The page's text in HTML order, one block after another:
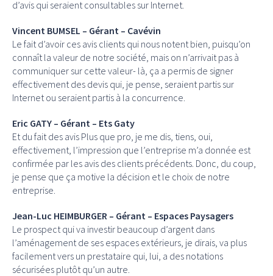
d’avis qui seraient consultables sur Internet.
Vincent BUMSEL – Gérant – Cavévin
Le fait d’avoir ces avis clients qui nous notent bien, puisqu’on
connaît la valeur de notre société, mais on n’arrivait pas à
communiquer sur cette valeur- là, ça a permis de signer
effectivement des devis qui, je pense, seraient partis sur
Internet ou seraient partis à la concurrence.
Eric GATY – Gérant – Ets Gaty
Et du fait des avis Plus que pro, je me dis, tiens, oui,
effectivement, l’impression que l’entreprise m’a donnée est
confirmée par les avis des clients précédents. Donc, du coup,
je pense que ça motive la décision et le choix de notre
entreprise.
Jean-Luc HEIMBURGER – Gérant – Espaces Paysagers
Le prospect qui va investir beaucoup d’argent dans
l’aménagement de ses espaces extérieurs, je dirais, va plus
facilement vers un prestataire qui, lui, a des notations
sécurisées plutôt qu’un autre.